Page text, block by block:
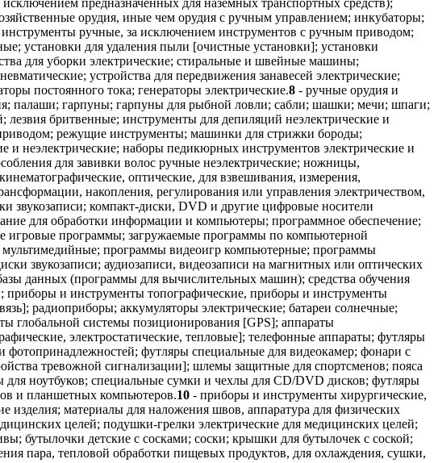
орудия, иные чем орудия с ручным управлением; инкубаторы;
ручные, за исключением инструментов с ручным приводом;
установки для удаления пыли [очистные установки]; установки
для уборки электрические; стиральные и швейные машины;
устройства для передвижения занавесей электрические;
постоянного тока; генераторы электрические.8 - ручные орудия и
палаши; гарпуны; гарпуны для рыбной ловли; сабли; шашки; мечи; шпаги;
бритвенные; инструменты для депиляций неэлектрические и
режущие инструменты; машинки для стрижки бороды;
неэлектрические; наборы педикюрных инструментов электрические и
для завивки волос ручные неэлектрические; ножницы,
оптические, для взвешивания, измерения,
накопления, регулирования или управления электричеством,
звукозаписи; компакт-диски, DVD и другие цифровые носители
для обработки информации и компьютеры; программное обеспечение;
игровые программы; загружаемые программы по компьютерной
программы видеоигр компьютерные; программы
звукозаписи; аудиозаписи, видеозаписи на магнитных или оптических
данных (программы для вычислительных машин); средства обучения
приборы и инструменты топографические, приборы и инструменты
радиоприборы; аккумуляторы электрические; батареи солнечные;
глобальной системы позиционирования [GPS]; аппараты
электростатические, тепловые]; телефонные аппараты; футляры
футляры специальные для видеокамер; фонари с
тревожной сигнализации]; шлемы защитные для спортсменов; пояса
ноутбуков; специальные сумки и чехлы для CD/DVD дисков; футляры
и планшетных компьютеров.10 - приборы и инструменты хирургические,
изделия; материалы для наложения швов, аппаратура для физических
целей; подушки-грелки электрические для медицинских целей;
бутылочки детские с сосками; соски; крышки для бутылочек с соской;
пара, тепловой обработки пищевых продуктов, для охлаждения, сушки,